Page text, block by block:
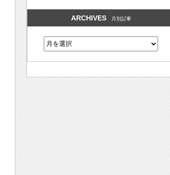
ARCHIVES 月別記事